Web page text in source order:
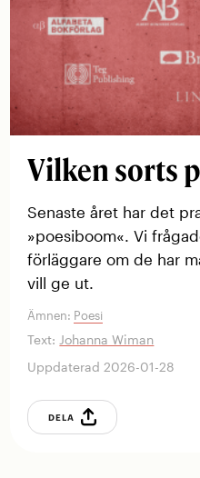
Vilken sorts
Senaste året har det
»poesiboom«. Vi
förläggare om de har
vill ge ut.
Ämnen: Poesi
Text: Johanna Wiman
Uppdaterad 2026-01-28
DELA